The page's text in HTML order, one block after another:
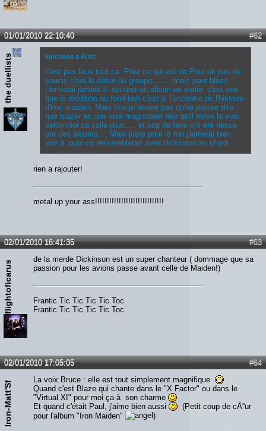
#62
01/01/2010 22:10:40
the duellists kinchaos a écrit:
c'est pas faux tout ca. Pour ce qui est de Paul ok pas de
soucis c'est le début du groupe........ mais pour blaze
j'arriverai jamais à écouter un album en entier. c'est vrai
que la réédition au fond bah c'est à l'encontre de l'histoire
d'iron maiden. Mais bon je trouve pas qu'on puisse dire
que blazer ait une voix magistrale! dès qu'il éléve la vois
selon moi ca colle plus..... et bcp de fans ont été décus
par ces albums.... Mais juste pour le fun j'aimerai bien
voir à quoi ca ressemblerait avec dickinson au chant
rien a rajouter!
metal up your ass!!!!!!!!!!!!!!!!!!!!!!!!!!!!!
#63
02/01/2010 16:41:35
flightoficarus
de la merde Dickinson est un super chanteur ( dommage que sa
passion pour les avions passe avant celle de Maiden!)
Frantic Tic Tic Tic Tic Toc
Frantic Tic Tic Tic Tic Toc
#64
02/01/2010 17:05:05
Iron-Matt'Sf
La voix Bruce : elle est tout simplement magnifique
Quand c'est Blaze qui chante dans le "X Factor" ou dans le
"Virtual XI" pour moi ça à son charme
Et quand c'était Paul, j'aime bien aussi
(Petit coup de cÅ“ur
pour l'album "Iron Maiden"
)